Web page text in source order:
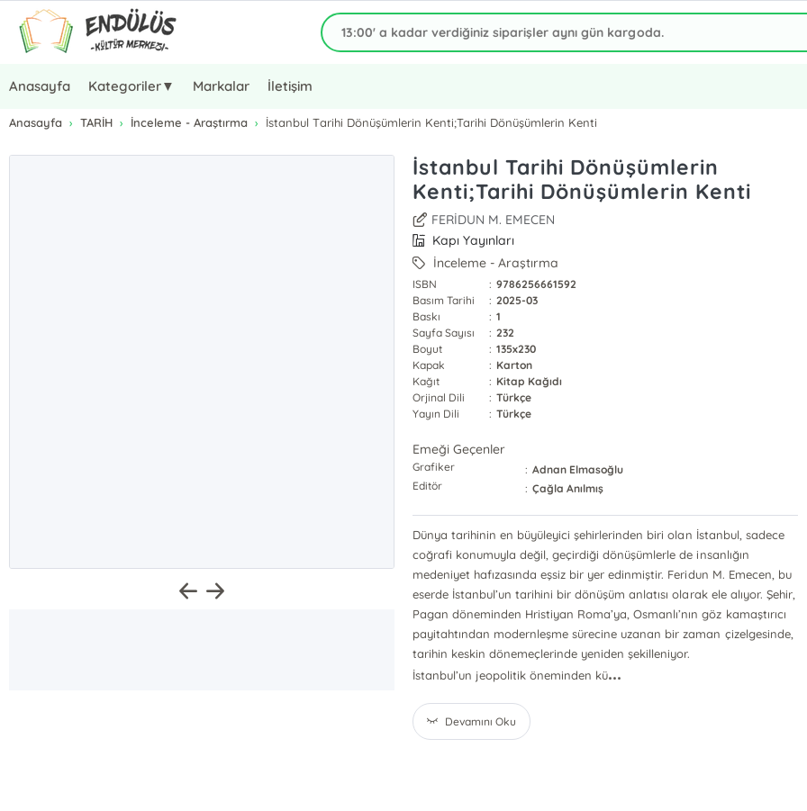
Anasayfa Kategoriler▼ Markalar İletişim
Anasayfa TARİH İnceleme - Araştırma İstanbul Tarihi Dönüşümlerin Kenti;Tarihi Dönüşümlerin Kenti
İstanbul Tarihi Dönüşümlerin
Kenti;Tarihi Dönüşümlerin Kenti
FERİDUN M. EMECEN
Kapı Yayınları
İnceleme - Araştırma
ISBN : 9786256661592
Basım Tarihi
: 2025-03
Baskı
: 1
Sayfa Sayısı
: 232
Boyut
: 135x230
Kapak
: Karton
Kağıt
: Kitap Kağıdı
Orjinal Dili
: Türkçe
Yayın Dili
: Türkçe
Emeği Geçenler
Grafiker : Adnan Elmasoğlu
Editör
: Çağla Anılmış
Dünya tarihinin en büyüleyici şehirlerinden biri olan İstanbul, sadece
coğrafi konumuyla değil, geçirdiği dönüşümlerle de insanlığın
medeniyet hafızasında eşsiz bir yer edinmiştir. Feridun M. Emecen, bu
eserde İstanbul’un tarihini bir dönüşüm anlatısı olarak ele alıyor. Şehir,
Pagan döneminden Hristiyan Roma’ya, Osmanlı’nın göz kamaştırıcı
payitahtından modernleşme sürecine uzanan bir zaman çizelgesinde,
tarihin keskin dönemeçlerinde yeniden şekilleniyor.
İstanbul’un jeopolitik öneminden kü...
Devamını Oku